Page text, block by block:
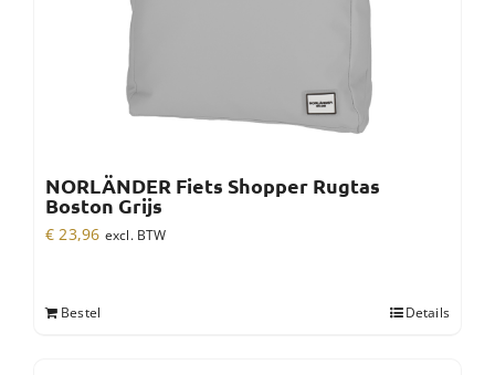
NORLÄNDER Fiets Shopper Rugtas
Boston Grijs
€ 23,96 excl. BTW
Bestel Details